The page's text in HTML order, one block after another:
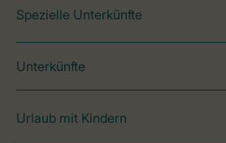
Spezielle Unterkünfte
Unterkünfte
Urlaub mit Kindern